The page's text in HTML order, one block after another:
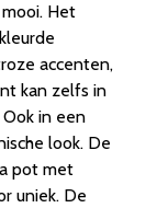
Het
accenten,
kan zelfs in
in een
look. De
pot met
uniek. De